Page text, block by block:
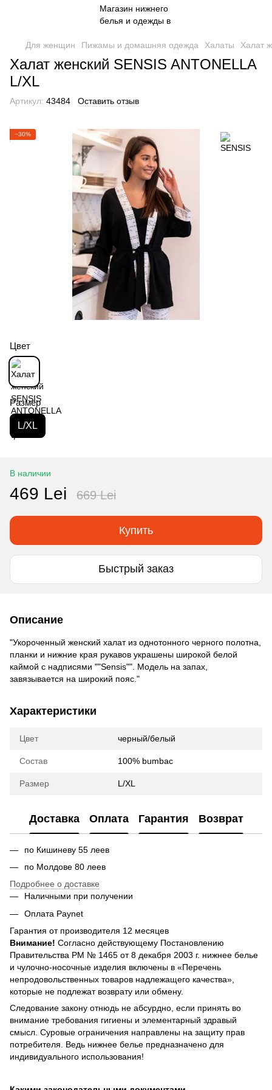
Для женщин Пижамы и домашняя одежда Халаты Халат
Халат женский SENSIS ANTONELLA
L/XL
Артикул: 43484 Оставить отзыв
−30%
Цвет
Размер
L/XL
В наличии
469 Lei 669 Lei
Купить
Быстрый заказ
Описание
"Укороченный женский халат из однотонного черного полотна,
планки и нижние края рукавов украшены широкой белой
каймой с надписями ""Sensis"". Модель на запах,
завязывается на широкий пояс."
Характеристики
Цвет черный/белый
Состав 100% bumbac
Размер L/XL
Доставка Оплата Гарантия Возврат
по Кишиневу 55 леев
по Молдове 80 леев
Подробнее о доставке
Наличными при получении
Оплата Paynet
Гарантия от производителя 12 месяцев
Внимание! Согласно действующему Постановлению
Правительства РМ № 1465 от 8 декабря 2003 г. нижнее белье
и чулочно-носочные изделия включены в «Перечень
непродовольственных товаров надлежащего качества»,
которые не подлежат возврату или обмену.
Следование закону отнюдь не абсурдно, если принять во
внимание требования гигиены и элементарный здравый
смысл. Суровые ограничения направлены на защиту прав
потребителя. Ведь нижнее белье предназначено для
индивидуального использования!